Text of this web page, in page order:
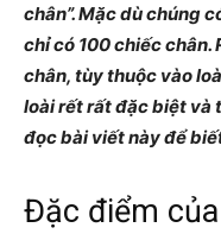
chân”. Mặc dù chúng
chỉ có 100 chiếc
chân, tùy thuộc vào
loài rết rất đặc biệt và
đọc bài viết này để
Đặc điểm